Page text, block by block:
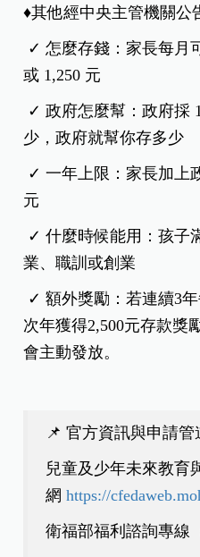
♦其他經中央主管機關公
✓ 怎麼存錢：家長每月
或 1,250 元
✓ 政府怎麼幫：政府採
少，政府就幫你存多少
✓ 一年上限：家長加上
元
✓ 什麼時候能用：孩子
業、職訓或創業
✓ 額外獎勵：若連續3
次年獲得2,500元存款獎
會主動發放。
📌 官方資訊與申請管
兒童及少年未來教育
網https://
衛福部福利諮詢專線